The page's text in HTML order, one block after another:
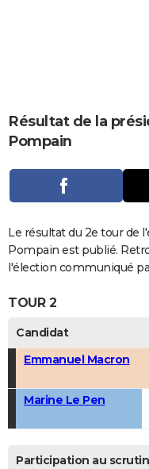
CARTE DE VOEUX
Carte de Noël
Carte Bonne année
Carte Saint-Valentin
Carte Pâques
Carte d'anniversaire
DICTIONNAIRE
Dictionnaire
Biographies
Expressions
Proverbes
PROGRAMME TV
S'inscrire
Se connecter
Lycées
Collèges
Primaires
Universités
Entreprises
Service militaire
Avis de recherche
AVIS DE DÉCÈS
Bricolage
Lifestyle
Culture
Sport
Auto
Television
Voyage
Cinema
Résultat de la
Pompain
Le résultat du 2e tour de
Pompain est publié.
l'élection communiqué
TOUR 2
Candidat
Emmanuel Macron
Marine Le Pen
Participation au scrutin